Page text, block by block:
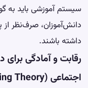
سیستم آموزشی باید به
دانش‌آموزان، صرف‌نظر
داشته باشند.
رقابت و آمادگی برای
اجتماعی (Social Learning Theory)